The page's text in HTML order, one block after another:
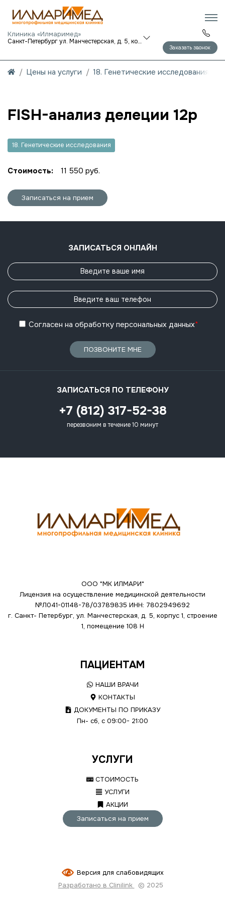
Клиника «Илмаримед»
Санкт-Петербург ул. Манчестерская, д. 5, корп. 1
Заказать звонок
Цены на услуги 18. Генетические исследования
FISH-анализ делеции 12p
18. Генетические исследования
Стоимость: 11 550 руб.
Записаться на прием
ЗАПИСАТЬСЯ ОНЛАЙН
Согласен на обработку персональных данных*
ПОЗВОНИТЕ МНЕ
ЗАПИСАТЬСЯ ПО ТЕЛЕФОНУ
+7 (812) 317-52-38
перезвоним в течение 10 минут
ООО "МК ИЛМАРИ"
Лицензия на осуществление медицинской деятельности
№Л041-01148-78/03789835 ИНН: 7802949692
г. Санкт- Петербург, ул. Манчестерская, д. 5, корпус 1, строение
1, помещение 108 Н
ПАЦИЕНТАМ
НАШИ ВРАЧИ
КОНТАКТЫ
ДОКУМЕНТЫ ПО ПРИКАЗУ
Пн- сб, с 09:00- 21:00
УСЛУГИ
СТОИМОСТЬ
УСЛУГИ
АКЦИИ
Записаться на прием
Версия для слабовидящих
Разработано в Clinilink
© 2025